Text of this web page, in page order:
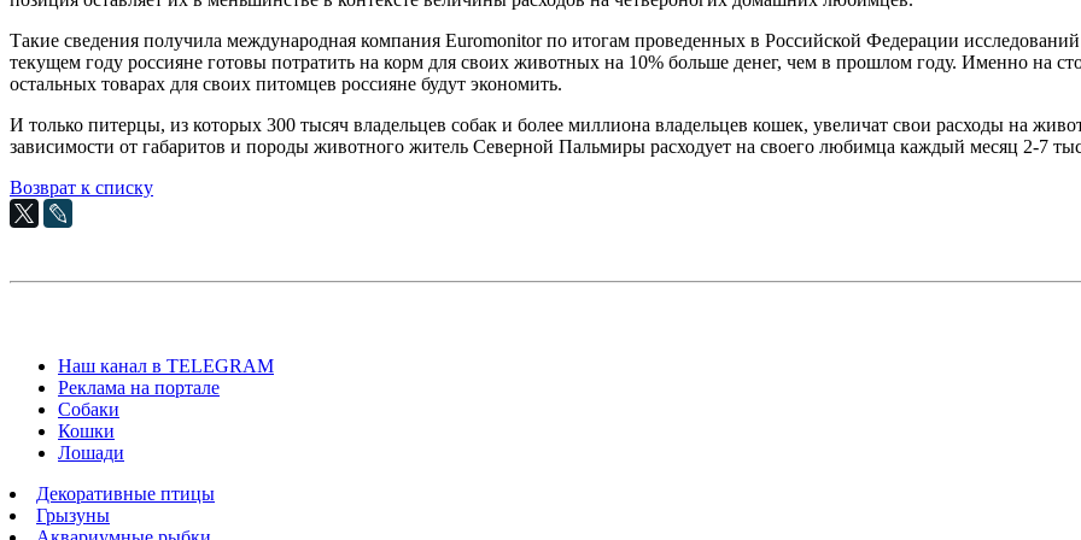
Такие сведения получила международная компания Euromonitor по итогам проведенных в Российской Федерации
текущем году россияне готовы потратить на корм для своих животных на 10% больше денег, чем в прошлом году. Именно на
остальных товарах для своих питомцев россияне будут экономить.
И только питерцы, из которых 300 тысяч владельцев собак и более миллиона владельцев кошек, увеличат свои расходы на
зависимости от габаритов и породы животного житель Северной Пальмиры расходует на своего любимца каждый месяц 2-7
Возврат к списку
Наш канал в TELEGRAM
Реклама на портале
Собаки
Кошки
Лошади
Декоративные птицы
Грызуны